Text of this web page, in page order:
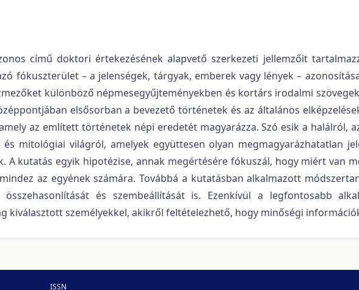
című doktori értekezésének alapvető szerkezeti jellemzőit
fókuszterület – a jelenségek, tárgyak, emberek vagy lények –
különböző népmesegyűjteményekben és kortárs irodalmi
elsősorban a bevezető történetek és az általános
az említett történetek népi eredetét magyarázza. Szó esik a halálról,
mitológiai világról, amelyek együttesen olyan megmagyarázhatatlan
A kutatás egyik hipotézise, annak megértésére fókuszál, hogy miért van
az egyének számára. Továbbá a kutatásban alkalmazott
és szembeállítását is. Ezenkívül a legfontosabb
kiválasztott személyekkel, akikről feltételezhető, hogy minőségi
ISSN